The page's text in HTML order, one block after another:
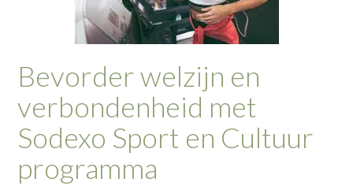
Bevorder welzijn en
verbondenheid met
Sodexo Sport en Cultuur
programma